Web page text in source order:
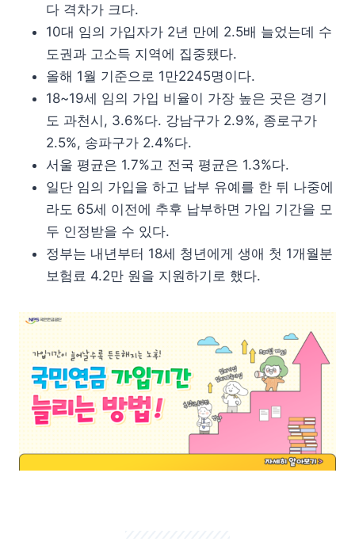
다 격차가 크다.
10대 임의 가입자가 2년 만에 2.5배 늘었는데 수
도권과 고소득 지역에 집중됐다.
올해 1월 기준으로 1만2245명이다.
18~19세 임의 가입 비율이 가장 높은 곳은 경기
도 과천시, 3.6%다. 강남구가 2.9%, 종로구가
2.5%, 송파구가 2.4%다.
서울 평균은 1.7%고 전국 평균은 1.3%다.
일단 임의 가입을 하고 납부 유예를 한 뒤 나중에
라도 65세 이전에 추후 납부하면 가입 기간을 모
두 인정받을 수 있다.
정부는 내년부터 18세 청년에게 생애 첫 1개월분
보험료 4.2만 원을 지원하기로 했다.